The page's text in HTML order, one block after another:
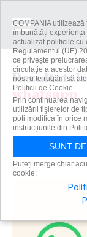
whatsapp
Caută
COMPANIA
îmbunătăți experiența
actualizat politicile cu
Regulamentul (UE)
ce privește
circulație a acestor
nostru te rugăm să
Politicii de Cookie.
Prin continuarea
utilizării fişierelor de
poți modifica în orice
instrucțiunile din
SUNT
Puteți merge chiar
cookie: